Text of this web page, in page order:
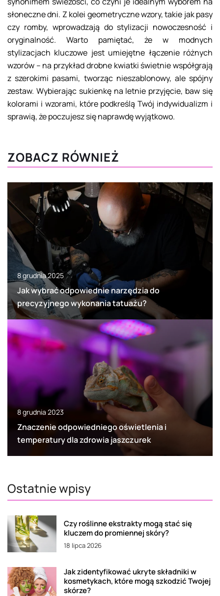
słoneczne dni. Z kolei geometryczne wzory, takie jak pasy
czy romby, wprowadzają do stylizacji nowoczesność i
oryginalność. Warto pamiętać, że w modnych
stylizacjach kluczowe jest umiejętne łączenie różnych
wzorów – na przykład drobne kwiatki świetnie współgrają
z szerokimi pasami, tworząc nieszablonowy, ale spójny
zestaw. Wybierając sukienkę na letnie przyjęcie, baw się
kolorami i wzorami, które podkreślą Twój indywidualizm i
sprawią, że poczujesz się naprawdę wyjątkowo.
ZOBACZ RÓWNIEŻ
8 grudnia 2025
Jak wybrać odpowiednie narzędzia do
precyzyjnego wykonania tatuażu?
8 grudnia 2023
Znaczenie odpowiedniego oświetlenia i
temperatury dla zdrowia jaszczurek
Ostatnie wpisy
Czy roślinne ekstrakty mogą stać się
kluczem do promiennej skóry?
18 lipca 2026
Jak zidentyfikować ukryte składniki w
kosmetykach, które mogą szkodzić Twojej
skórze?